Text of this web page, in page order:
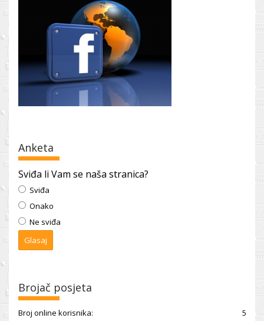
Anketa
Sviđa li Vam se naša stranica?
Sviđa
Onako
Ne sviđa
Brojač posjeta
Broj online korisnika:
5